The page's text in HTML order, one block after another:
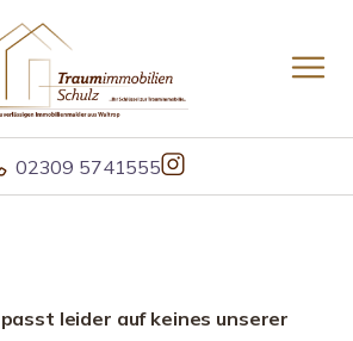
02309 5741555
leider auf keines unserer